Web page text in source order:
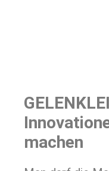
machen